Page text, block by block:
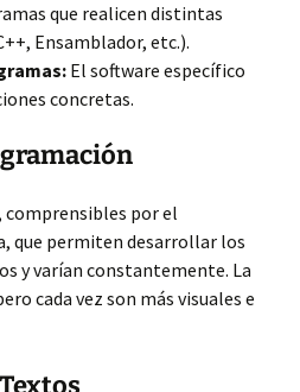
que realicen distintas
Ensamblador, etc.).
El software específico
concretas.
comprensibles por el
que permiten desarrollar los
y varían constantemente. La
cada vez son más visuales e